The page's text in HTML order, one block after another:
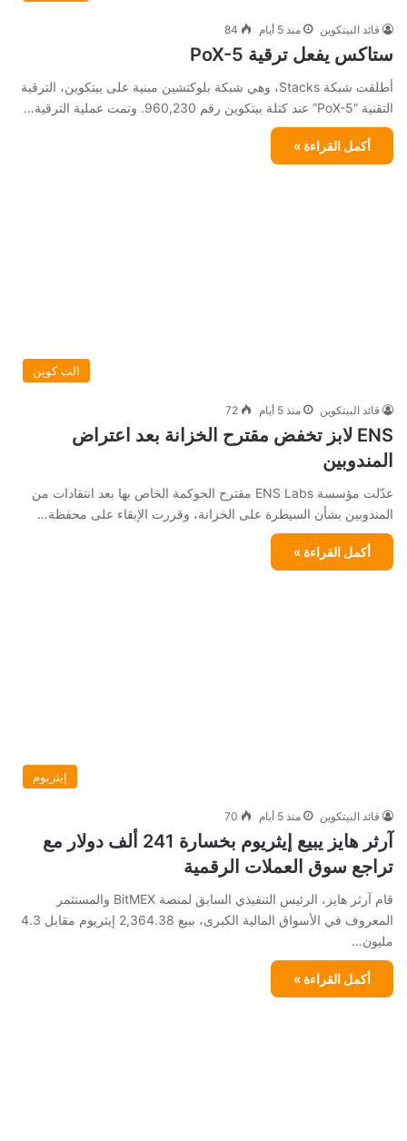
قائد البيتكوين منذ 5 أيام 84
ستاكس يفعل ترقية PoX-5
أطلقت شبكة Stacks، وهي شبكة بلوكتشين مبنية على بيتكوين، الترقية
التقنية “PoX-5” عند كتلة بيتكوين رقم 960,230. وتمت عملية الترقية…
أكمل القراءة »
الت كوين
قائد البيتكوين منذ 5 أيام 72
ENS لابز تخفض مقترح الخزانة بعد اعتراض
المندوبين
عدّلت مؤسسة ENS Labs مقترح الحوكمة الخاص بها بعد انتقادات من
المندوبين بشأن السيطرة على الخزانة، وقررت الإبقاء على محفظة…
أكمل القراءة »
إيثريوم
قائد البيتكوين منذ 5 أيام 70
آرثر هايز يبيع إيثريوم بخسارة 241 ألف دولار مع
تراجع سوق العملات الرقمية
قام آرثر هايز، الرئيس التنفيذي السابق لمنصة BitMEX والمستثمر
المعروف في الأسواق المالية الكبرى، ببيع 2,364.38 إيثريوم مقابل 4.3
مليون…
أكمل القراءة »